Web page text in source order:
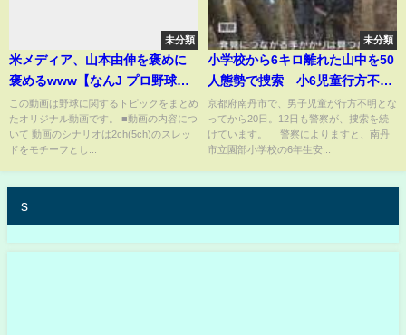
未分類
米メディア、山本由伸を褒めに
褒めるwww【なんJ プロ野球反
応集】【2chスレ】【5chスレ】
この動画は野球に関するトピックをまとめ
たオリジナル動画です。 ■動画の内容につ
いて 動画のシナリオは2ch(5ch)のスレッ
ドをモチーフとし...
未分類
小学校から6キロ離れた山中を50
人態勢で捜索 小6児童行方不
明 有力な手がかりなく13日で3
週間
京都府南丹市で、男子児童が行方不明とな
ってから20日。12日も警察が、捜索を続
けています。 警察によりますと、南丹
市立園部小学校の6年生安...
s